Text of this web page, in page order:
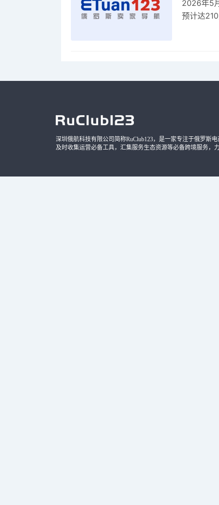
2026年5
预计达
深圳俄航科技有限公司简称RuClub123，是一家专注于俄罗斯
及时收集运营必备工具，汇集服务生态资源等必备跨境服务，